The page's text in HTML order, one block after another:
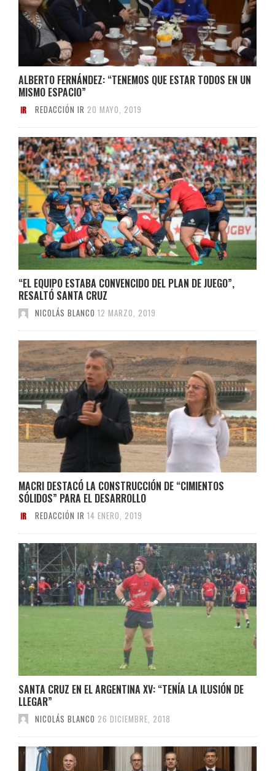
ALBERTO FERNÁNDEZ: “TENEMOS QUE ESTAR TODOS EN UN
MISMO ESPACIO”
REDACCIÓN IR 20 MAYO, 2019
“EL EQUIPO ESTABA CONVENCIDO DEL PLAN DE JUEGO”,
RESALTÓ SANTA CRUZ
NICOLÁS BLANCO 12 MARZO, 2019
MACRI DESTACÓ LA CONSTRUCCIÓN DE “CIMIENTOS
SÓLIDOS” PARA EL DESARROLLO
REDACCIÓN IR 14 ENERO, 2019
SANTA CRUZ EN EL ARGENTINA XV: “TENÍA LA ILUSIÓN DE
LLEGAR”
NICOLÁS BLANCO 26 DICIEMBRE, 2018